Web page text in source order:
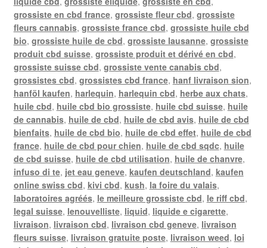
grossiste en cbd france, grossiste fleur cbd, grossiste
fleurs cannabis, grossiste france cbd, grossiste huile cbd
bio, grossiste huile de cbd, grossiste lausanne, grossiste
produit cbd suisse, grossiste produit et dérivé en cbd,
grossiste suisse cbd, grossiste vente canabis cbd,
grossistes cbd, grossistes cbd france, hanf livraison sion,
hanföl kaufen, harlequin, harlequin cbd, herbe aux chats,
huile cbd, huile cbd bio grossiste, huile cbd suisse, huile
de cannabis, huile de cbd, huile de cbd avis, huile de cbd
bienfaits, huile de cbd bio, huile de cbd effet, huile de cbd
france, huile de cbd pour chien, huile de cbd sqdc, huile
de cbd suisse, huile de cbd utilisation, huile de chanvre,
infuso di te, jet eau geneve, kaufen deutschland, kaufen
online swiss cbd, kivi cbd, kush, la foire du valais,
laboratoires agréés, le meilleure grossiste cbd, le riff cbd,
legal suisse, lenouvelliste, liquid, liquide e cigarette,
livraison, livraison cbd, livraison cbd geneve, livraison
fleurs suisse, livraison gratuite poste, livraison weed, loi